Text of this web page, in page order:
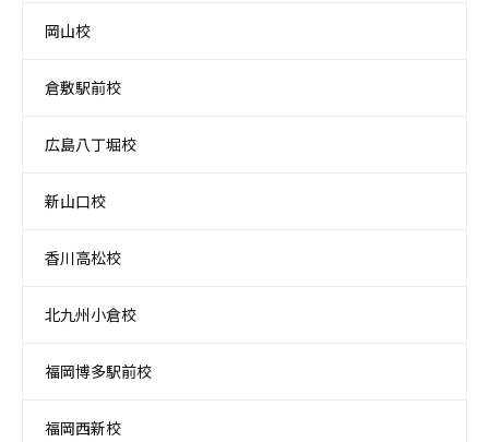
岡山校
倉敷駅前校
広島八丁堀校
新山口校
香川高松校
北九州小倉校
福岡博多駅前校
福岡西新校